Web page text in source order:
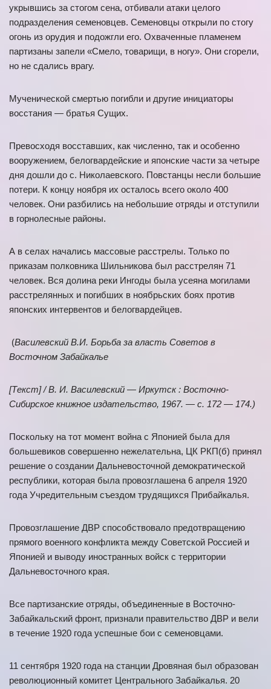
укрывшись за стогом сена, отбивали атаки целого
подразделения семеновцев. Семеновцы открыли по стогу
огонь из орудия и подожгли его. Охваченные пламенем
партизаны запели «Смело, товарищи, в ногу». Они сгорели,
но не сдались врагу.
Мученической смертью погибли и другие инициаторы
восстания — братья Сущих.
Превосходя восставших, как численно, так и особенно
вооружением, белогвардейские и японские части за четыре
дня дошли до с. Николаевского. Повстанцы несли большие
потери. К концу ноября их осталось всего около 400
человек. Они разбились на небольшие отряды и отступили
в горнолесные районы.
А в селах начались массовые расстрелы. Только по
приказам полковника Шильникова был расстрелян 71
человек. Вся долина реки Ингоды была усеяна могилами
расстрелянных и погибших в ноябрьских боях против
японских интервентов и белогвардейцев.
(Василевский В.И. Борьба за власть Советов в
Восточном Забайкалье
[Текст] / В. И. Василевский — Иркутск : Восточно-
Сибирское книжное издательство, 1967. — с. 172 — 174.)
Поскольку на тот момент война с Японией была для
большевиков совершенно нежелательна, ЦК РКП(б) принял
решение о создании Дальневосточной демократической
республики, которая была провозглашена 6 апреля 1920
года Учредительным съездом трудящихся Прибайкалья.
Провозглашение ДВР способствовало предотвращению
прямого военного конфликта между Советской Россией и
Японией и выводу иностранных войск с территории
Дальневосточного края.
Все партизанские отряды, объединенные в Восточно-
Забайкальский фронт, признали правительство ДВР и вели
в течение 1920 года успешные бои с семеновцами.
11 сентября 1920 года на станции Дровяная был образован
революционный комитет Центрального Забайкалья. 20